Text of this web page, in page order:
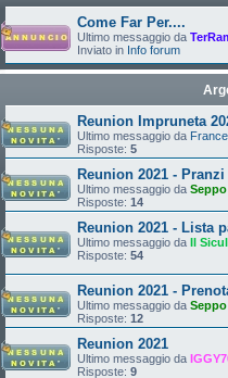
Come Far Per....
Ultimo messaggio da
Inviato in Info forum
Reunion Impruneta
Ultimo messaggio da
Risposte: 5
Reunion 2021 - Pranzi
Ultimo messaggio da Seppo
Risposte: 14
Reunion 2021 - Lista
Ultimo messaggio da Il
Risposte: 54
Reunion 2021 -
Ultimo messaggio da Seppo
Risposte: 12
Reunion 2021
Ultimo messaggio da
Risposte: 9